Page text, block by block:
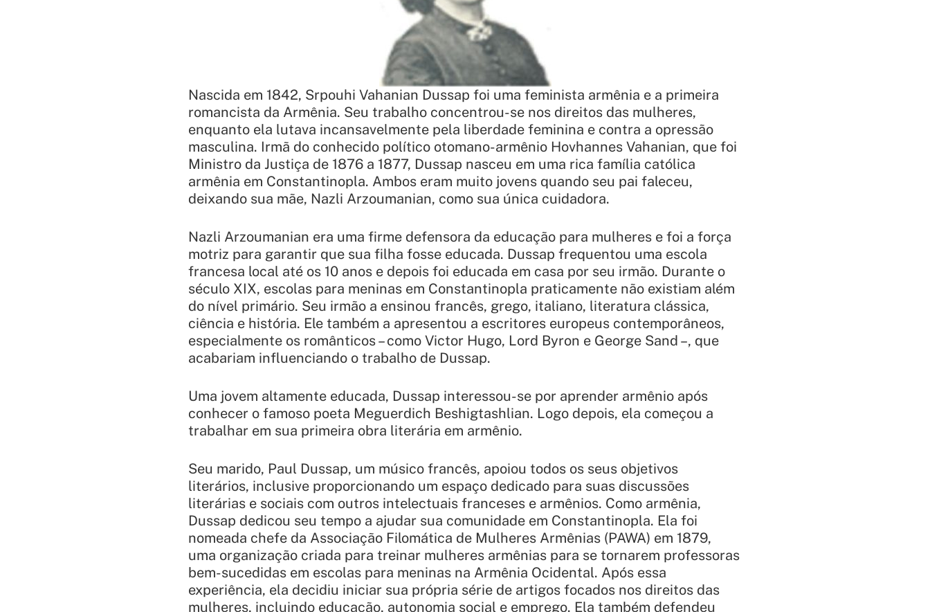
Nascida em 1842, Srpouhi Vahanian Dussap foi uma feminista armênia e a primeira
romancista da Armênia. Seu trabalho concentrou-se nos direitos das mulheres,
enquanto ela lutava incansavelmente pela liberdade feminina e contra a opressão
masculina. Irmã do conhecido político otomano-armênio Hovhannes Vahanian, que foi
Ministro da Justiça de 1876 a 1877, Dussap nasceu em uma rica família católica
armênia em Constantinopla. Ambos eram muito jovens quando seu pai faleceu,
deixando sua mãe, Nazli Arzoumanian, como sua única cuidadora.
Nazli Arzoumanian era uma firme defensora da educação para mulheres e foi a força
motriz para garantir que sua filha fosse educada. Dussap frequentou uma escola
francesa local até os 10 anos e depois foi educada em casa por seu irmão. Durante o
século XIX, escolas para meninas em Constantinopla praticamente não existiam além
do nível primário. Seu irmão a ensinou francês, grego, italiano, literatura clássica,
ciência e história. Ele também a apresentou a escritores europeus contemporâneos,
especialmente os românticos – como Victor Hugo, Lord Byron e George Sand –, que
acabariam influenciando o trabalho de Dussap.
Uma jovem altamente educada, Dussap interessou-se por aprender armênio após
conhecer o famoso poeta Meguerdich Beshigtashlian. Logo depois, ela começou a
trabalhar em sua primeira obra literária em armênio.
Seu marido, Paul Dussap, um músico francês, apoiou todos os seus objetivos
literários, inclusive proporcionando um espaço dedicado para suas discussões
literárias e sociais com outros intelectuais franceses e armênios. Como armênia,
Dussap dedicou seu tempo a ajudar sua comunidade em Constantinopla. Ela foi
nomeada chefe da Associação Filomática de Mulheres Armênias (PAWA) em 1879,
uma organização criada para treinar mulheres armênias para se tornarem professoras
bem-sucedidas em escolas para meninas na Armênia Ocidental. Após essa
experiência, ela decidiu iniciar sua própria série de artigos focados nos direitos das
mulheres, incluindo educação, autonomia social e emprego. Ela também defendeu